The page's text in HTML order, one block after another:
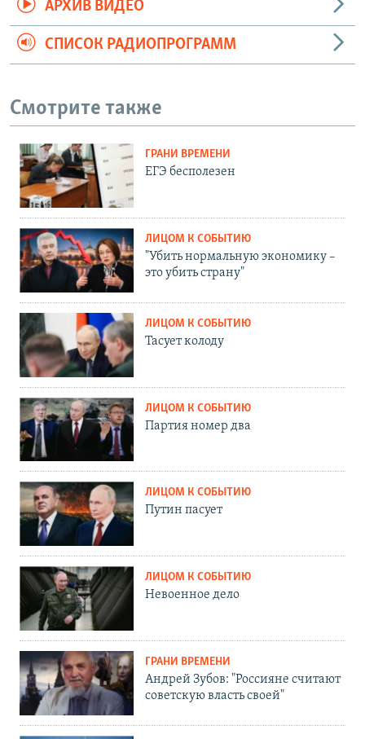
АРХИВ ВИДЕО
СПИСОК РАДИОПРОГРАММ
Смотрите также
ГРАНИ ВРЕМЕНИ
ЕГЭ бесполезен
ЛИЦОМ К СОБЫТИЮ
"Убить нормальную экономику –
это убить страну"
ЛИЦОМ К СОБЫТИЮ
Тасует колоду
ЛИЦОМ К СОБЫТИЮ
Партия номер два
ЛИЦОМ К СОБЫТИЮ
Путин пасует
ЛИЦОМ К СОБЫТИЮ
Невоенное дело
ГРАНИ ВРЕМЕНИ
Андрей Зубов: "Россияне считают
советскую власть своей"